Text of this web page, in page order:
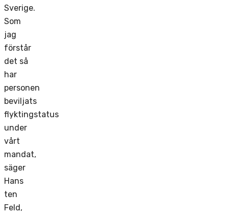
Sverige.
Som
jag
förstår
det så
har
personen
beviljats
flyktingstatus
under
vårt
mandat,
säger
Hans
ten
Feld,